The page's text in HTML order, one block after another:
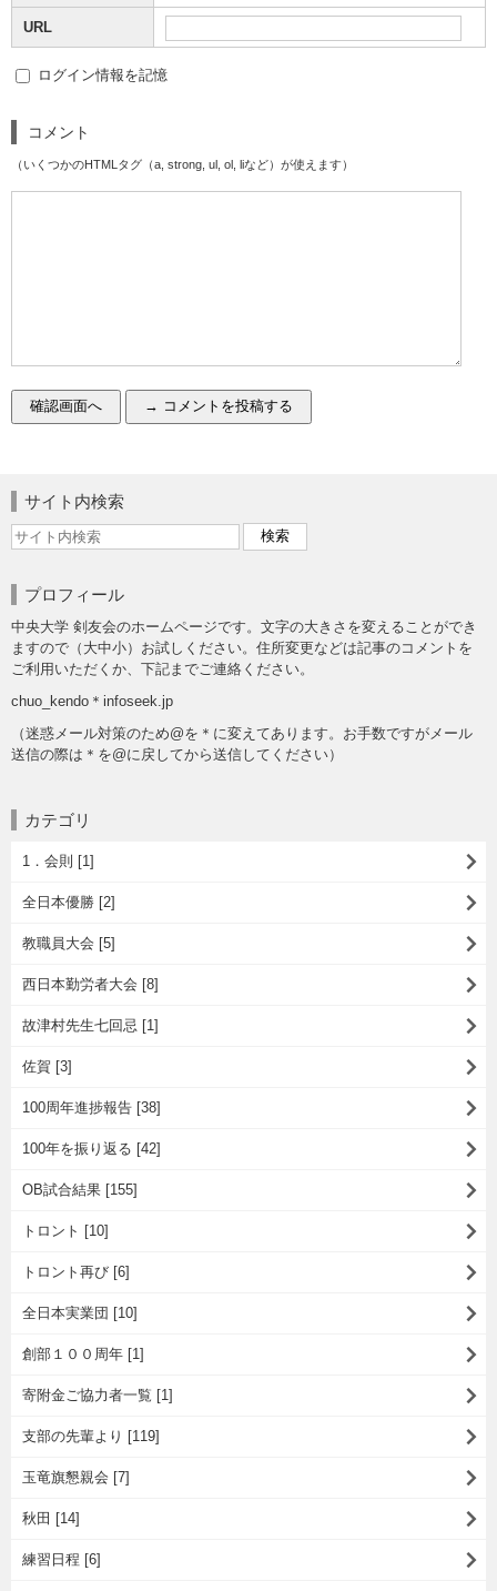
URL
ログイン情報を記憶
コメント
（いくつかのHTMLタグ（a, strong, ul, ol, liなど）が使えます）
サイト内検索
プロフィール
中央大学 剣友会のホームページです。文字の大きさを変えることができ
ますので（大中小）お試しください。住所変更などは記事のコメントを
ご利用いただくか、下記までご連絡ください。
chuo_kendo＊infoseek.jp
（迷惑メール対策のため@を＊に変えてあります。お手数ですがメール
送信の際は＊を@に戻してから送信してください）
カテゴリ
1．会則 [1]
全日本優勝 [2]
教職員大会 [5]
西日本勤労者大会 [8]
故津村先生七回忌 [1]
佐賀 [3]
100周年進捗報告 [38]
100年を振り返る [42]
OB試合結果 [155]
トロント [10]
トロント再び [6]
全日本実業団 [10]
創部１００周年 [1]
寄附金ご協力者一覧 [1]
支部の先輩より [119]
玉竜旗懇親会 [7]
秋田 [14]
練習日程 [6]